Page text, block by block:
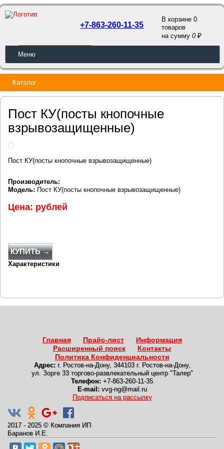
ОБРАТНЫЙ ЗВОНОК
+7-863-260-11-35
В корзине 0
товаров
на сумму0
Меню
Каталог
Пост КУ(посты кнопочные
взрывозащищенные)
Пост КУ(посты кнопочные взрывозащищенные)
Производитель:
Модель: Пост КУ(посты кнопочные взрывозащищенные)
Цена: рублей
КУПИТЬ →
Характеристики
Главная Прайс-лист
Информация
Расширенный поиск
Контакты
Политика Конфиденциальности
Адрес: г. Ростов-на-Дону, 344103 г. Ростов-на-Дону,
ул. Зорге 33 торгово-развлекательный центр "Талер"
Телефон: +7-863-260-11-35
E-mail: vvg-ng@mail.ru
Подписаться на рассылку
2017 - 2025 © Компания ИП
Баранов И.Е.